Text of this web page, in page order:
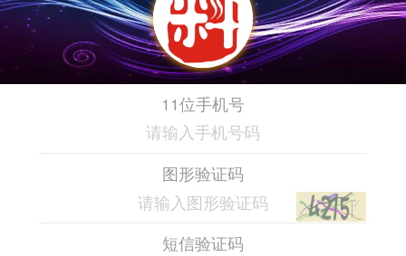
11位手机号
图形验证码
短信验证码